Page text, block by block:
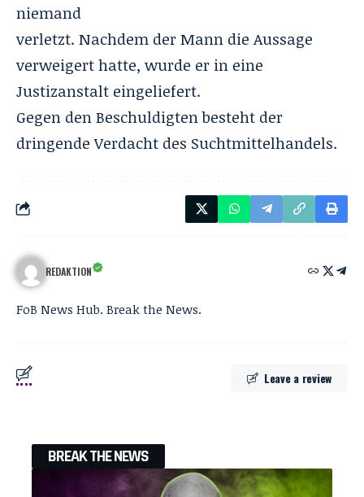
niemand
verletzt. Nachdem der Mann die Aussage
verweigert hatte, wurde er in eine
Justizanstalt eingeliefert.
Gegen den Beschuldigten besteht der
dringende Verdacht des Suchtmittelhandels.
REDAKTION
FoB News Hub. Break the News.
Leave a review
BREAK THE NEWS